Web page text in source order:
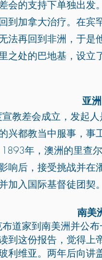
会的支持下单独出
到加拿大治疗。在
法再回到非洲，于
之处的巴地基，设
亚
教差会成立，发起
兴都教当中服事，
年，澳洲的里查
响后，接受挑战并
加入国际基督徒团契。
南美
道家到南美洲并公
到这份报告，觉得
利维亚。两年后向